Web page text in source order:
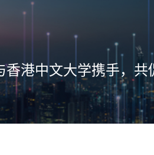
香港中文大学携手，